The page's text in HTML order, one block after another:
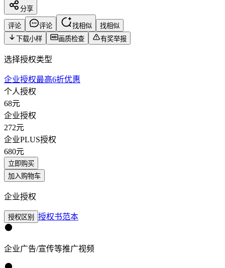
分享
评论 评论 找相似
找相似
下载小样
画质检查 有奖举报
选择授权类型
企业授权最高6折优惠
个人授权
68元
企业授权
272元
企业PLUS授权
680元
立即购买
加入购物车
企业授权
授权区别 授权书范本
企业广告/宣传等推广视频